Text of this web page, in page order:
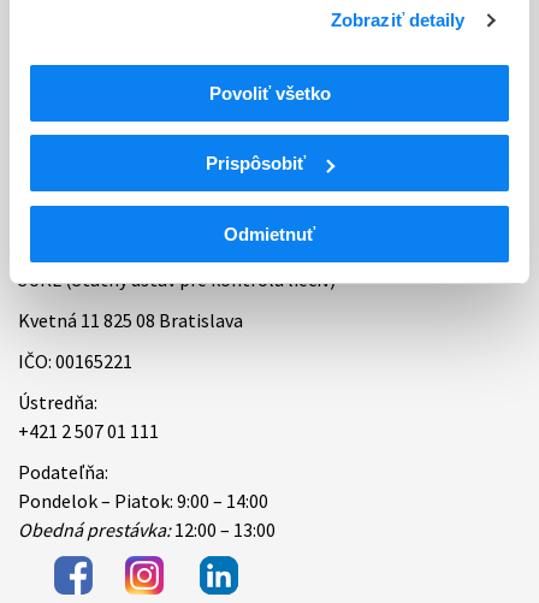
Zobraziť detaily
Povoliť všetko
Prispôsobiť
Odmietnuť
Úradné hodiny
Kontakt
ŠÚKL (Štátny ústav pre kontrolu liečiv)
Kvetná 11 825 08 Bratislava
IČO: 00165221
Ústredňa:
+421 2 507 01 111
Podateľňa:
Pondelok – Piatok: 9:00 – 14:00
Obedná prestávka:12:00 – 13:00